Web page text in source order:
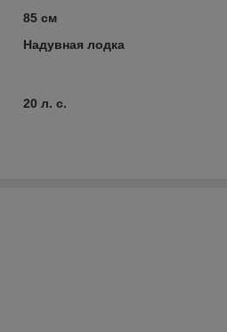
85 см
Надувная лодка
20 л. с.